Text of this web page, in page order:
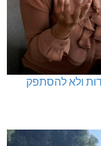
ולא להסתפק